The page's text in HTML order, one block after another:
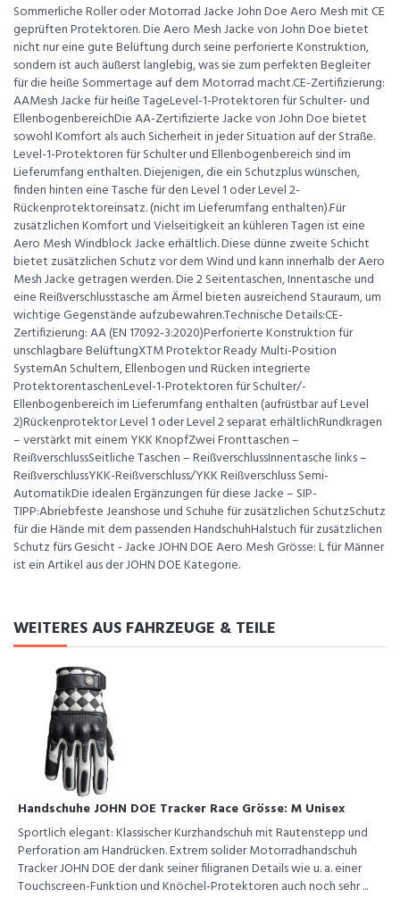
Sommerliche Roller oder Motorrad Jacke John Doe Aero Mesh mit CE
geprüften Protektoren. Die Aero Mesh Jacke von John Doe bietet
nicht nur eine gute Belüftung durch seine perforierte Konstruktion,
sondern ist auch äußerst langlebig, was sie zum perfekten Begleiter
für die heiße Sommertage auf dem Motorrad macht.CE-Zertifizierung:
AAMesh Jacke für heiße TageLevel-1-Protektoren für Schulter- und
EllenbogenbereichDie AA-Zertifizierte Jacke von John Doe bietet
sowohl Komfort als auch Sicherheit in jeder Situation auf der Straße.
Level-1-Protektoren für Schulter und Ellenbogenbereich sind im
Lieferumfang enthalten. Diejenigen, die ein Schutzplus wünschen,
finden hinten eine Tasche für den Level 1 oder Level 2-
Rückenprotektoreinsatz. (nicht im Lieferumfang enthalten).Für
zusätzlichen Komfort und Vielseitigkeit an kühleren Tagen ist eine
Aero Mesh Windblock Jacke erhältlich. Diese dünne zweite Schicht
bietet zusätzlichen Schutz vor dem Wind und kann innerhalb der Aero
Mesh Jacke getragen werden. Die 2 Seitentaschen, Innentasche und
eine Reißverschlusstasche am Ärmel bieten ausreichend Stauraum, um
wichtige Gegenstände aufzubewahren.Technische Details:CE-
Zertifizierung: AA (EN 17092-3:2020)Perforierte Konstruktion für
unschlagbare BelüftungXTM Protektor Ready Multi-Position
SystemAn Schultern, Ellenbogen und Rücken integrierte
ProtektorentaschenLevel-1-Protektoren für Schulter/-
Ellenbogenbereich im Lieferumfang enthalten (aufrüstbar auf Level
2)Rückenprotektor Level 1 oder Level 2 separat erhältlichRundkragen
– verstärkt mit einem YKK KnopfZwei Fronttaschen –
ReißverschlussSeitliche Taschen – ReißverschlussInnentasche links –
ReißverschlussYKK-Reißverschluss/YKK Reißverschluss Semi-
AutomatikDie idealen Ergänzungen für diese Jacke – SIP-
TIPP:Abriebfeste Jeanshose und Schuhe für zusätzlichen SchutzSchutz
für die Hände mit dem passenden HandschuhHalstuch für zusätzlichen
Schutz fürs Gesicht - Jacke JOHN DOE Aero Mesh Grösse: L für Männer
ist ein Artikel aus der JOHN DOE Kategorie.
WEITERES AUS FAHRZEUGE & TEILE
Handschuhe JOHN DOE Tracker Race Grösse: M Unisex
Sportlich elegant: Klassischer Kurzhandschuh mit Rautenstepp und
Perforation am Handrücken. Extrem solider Motorradhandschuh
Tracker JOHN DOE der dank seiner filigranen Details wie u. a. einer
Touchscreen-Funktion und Knöchel-Protektoren auch noch sehr ...